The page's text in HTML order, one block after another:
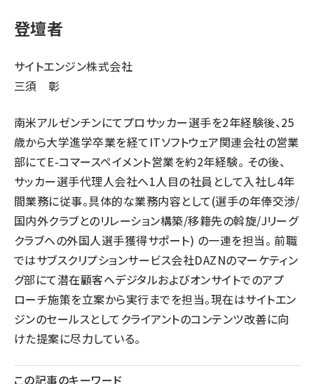
登壇者
サイトエンジン株式会社
三須 彰
南米アルゼンチンにてプロサッカー選手を2年経験後、25
歳から大学進学卒業を経てITソフトウェア関連会社の営業
部にてE-コマースペイメント営業を約2年経験。 その後、
サッカー選手代理人会社へ1人目の社員として入社し4年
間業務に従事。具体的な業務内容として(選手の年俸交渉/
国内外クラブとのリレーション構築/移籍先の斡旋/Jリーグ
クラブへの外国人選手獲得サポート) の一連を担当。 前職
ではサブスクリプションサービス会社DAZNのマーケティン
グ部にて潜在顧客へデジタルおよびオンサイトでのアプ
ローチ施策を立案から実行までを担当。現在はサイトエン
ジンのセールスとしてクライアントのコンテンツ改善に向
けた提案に尽力している。
この記事のキーワード